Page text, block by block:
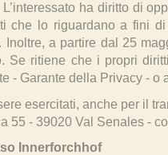
ha diritto di
che lo riguardano a fini
Inoltre, a partire dal 25
Se ritiene che i propri
- Garante della Privacy - o
esercitati, anche per il
55 - 39020 Val Senales -
Innerforchhof